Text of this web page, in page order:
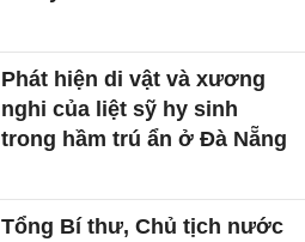
Phát hiện di vật và xương
nghi của liệt sỹ hy sinh
trong hầm trú ẩn ở Đà Nẵng
Tổng Bí thư, Chủ tịch nước